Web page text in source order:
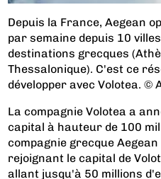
Depuis la France, Aegean
par semaine depuis 10
destinations grecques
Thessalonique). C'est ce
développer avec Volotea. ©
La compagnie Volotea a
capital à hauteur de 100
compagnie grecque
rejoignant le capital de
allant jusqu'à 50 millions